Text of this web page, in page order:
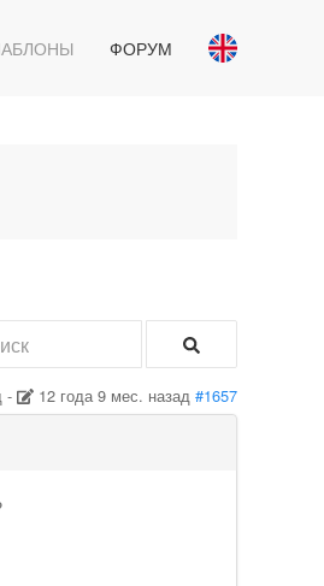
ФОРУМ
- 12 года 9 мес. назад #1657